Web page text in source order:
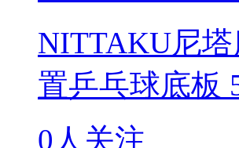
NITTAKU尼
置乒乓球底板
0人关注